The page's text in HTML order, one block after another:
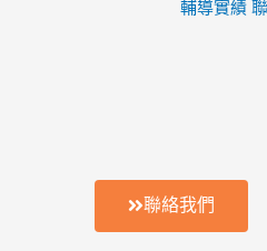
輔導實績
聯絡我們